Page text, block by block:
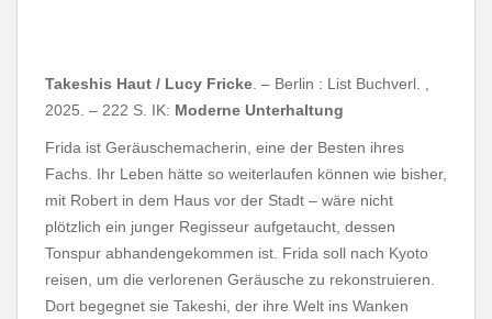
Takeshis Haut / Lucy Fricke . – Berlin : List Buchverl. ,
2025. – 222 S. IK: Moderne Unterhaltung
Frida ist Geräuschemacherin, eine der Besten ihres
Fachs. Ihr Leben hätte so weiterlaufen können wie bisher,
mit Robert in dem Haus vor der Stadt – wäre nicht
plötzlich ein junger Regisseur aufgetaucht, dessen
Tonspur abhandengekommen ist. Frida soll nach Kyoto
reisen, um die verlorenen Geräusche zu rekonstruieren.
Dort begegnet sie Takeshi, der ihre Welt ins Wanken